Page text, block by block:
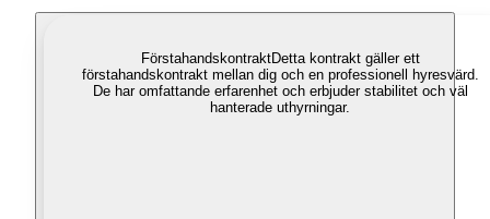
FörstahandskontraktDetta kontrakt gäller ett
förstahandskontrakt mellan dig och en professionell hyresvärd.
De har omfattande erfarenhet och erbjuder stabilitet och väl
hanterade uthyrningar.